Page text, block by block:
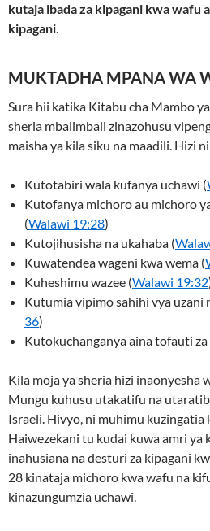
kutaja ibada za kipagani kwa wafu
kipagani.
MUKTADHA MPANA WA
Sura hii katika Kitabu cha Mambo
sheria mbalimbali zinazohusu
maisha ya kila siku na maadili. Hizi
Kutotabiri wala kufanya uchawi (
Kutofanya michoro au michoro
(Walawi 19:28)
Kutojihusisha na ukahaba (
Kuwatendea wageni kwa wema (
Kuheshimu wazee (Walawi 19:32
Kutumia vipimo sahihi vya uzani
36)
Kutokuchanganya aina tofauti za
Kila moja ya sheria hizi inaonyesha
Mungu kuhusu utakatifu na
Israeli. Hivyo, ni muhimu kuzingatia
Haiwezekani tu kudai kuwa amri ya
inahusiana na desturi za kipagani
28 kinataja michoro kwa wafu na
kinazungumzia uchawi.